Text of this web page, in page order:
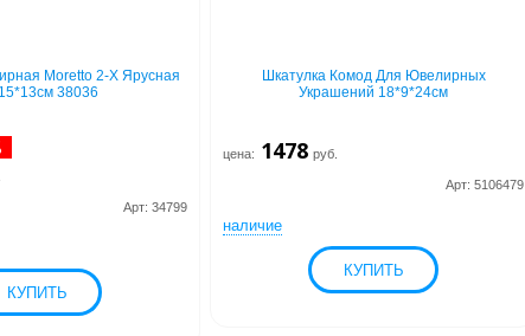
Moretto 2-Х Ярусная
38036
Арт: 34799
Шкатулка Комод Для Ювелирных
Украшений 18*9*24см
цена: 1478 руб.
Арт: 5106479
наличие